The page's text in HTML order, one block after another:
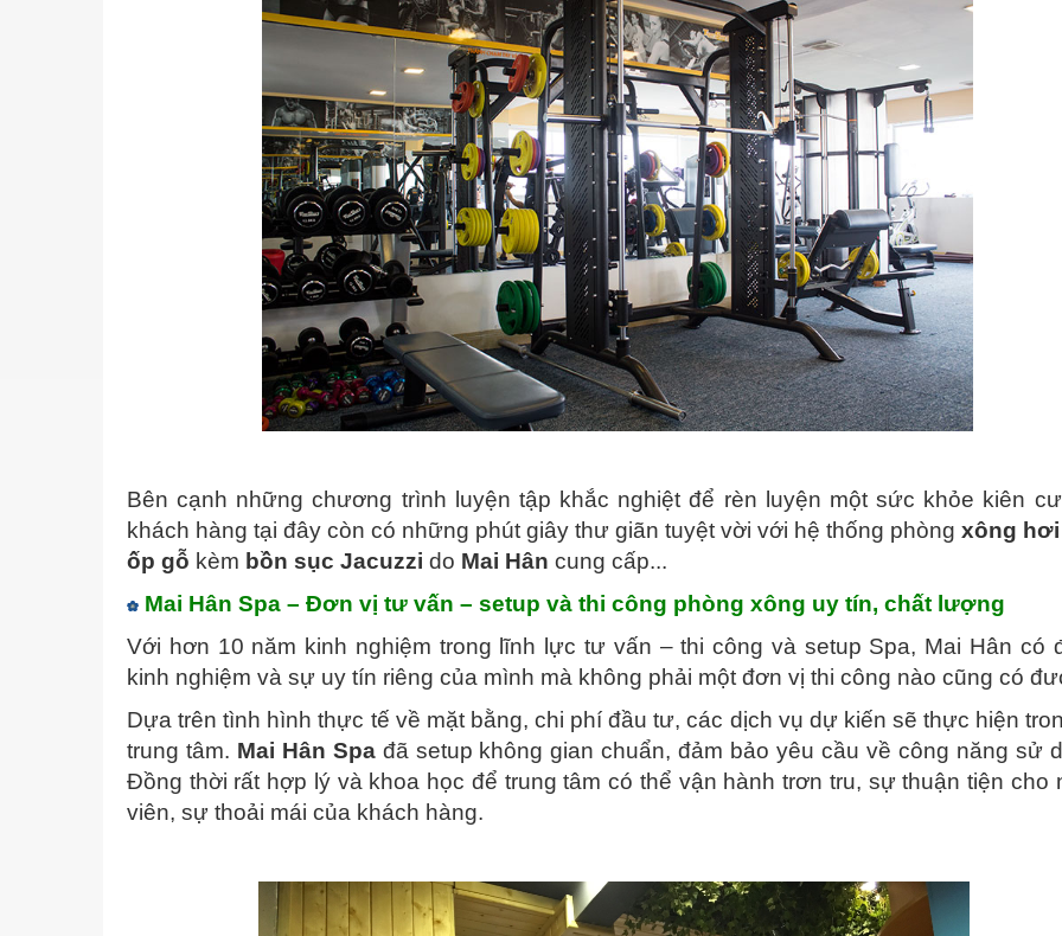
Bên cạnh những chương trình luyện tập khắc nghiệt để rèn luyện một sức khỏe kiên
khách hàng tại đây còn có những phút giây thư giãn tuyệt vời với hệ thống phòngxông
ốp gỗ kèm bồn sục Jacuzzi do Mai Hân cung cấp...
Mai Hân Spa – Đơn vị tư vấn – setup và thi công phòng xông uy tín, chất lượng
Với hơn 10 năm kinh nghiệm trong lĩnh lực tư vấn – thi công và setup Spa, Mai Hân có
kinh nghiệm và sự uy tín riêng của mình mà không phải một đơn vị thi công nào cũng có
Dựa trên tình hình thực tế về mặt bằng, chi phí đầu tư, các dịch vụ dự kiến sẽ thực hiện
trung tâm. Mai Hân Spađã setup không gian chuẩn, đảm bảo yêu cầu về công năng sử
Đồng thời rất hợp lý và khoa học để trung tâm có thể vận hành trơn tru, sự thuận tiện cho
viên, sự thoải mái của khách hàng.